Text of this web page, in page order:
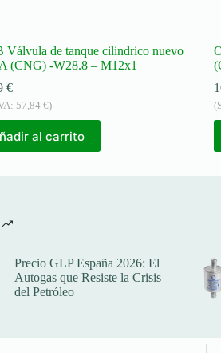
Válvula de tanque cilindrico nuevo
(CNG) -W28.8 – M12x1
€
57,84 €)
al carrito
Precio GLP España 2026: El
Autogas que Resiste la Crisis
del Petróleo